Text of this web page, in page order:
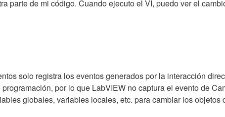
parte de mi código. Cuando ejecuto el VI, puedo ver el
solo registra los eventos generados por la interacción
por lo que LabVIEW no captura el evento de
globales, variables locales, etc. para cambiar los